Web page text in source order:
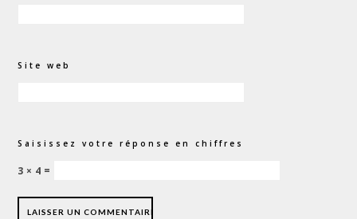
Site web
Saisissez votre réponse en chiffres
3 × 4 =